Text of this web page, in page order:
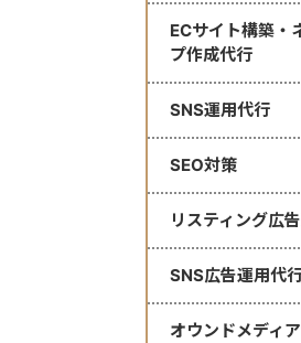
ECサイト構築・
プ作成代行
SNS運用代行
SEO対策
リスティング広
SNS広告運用代
オウンドメディ